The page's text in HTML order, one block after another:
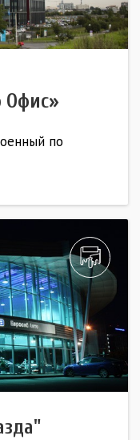
Офис»
по